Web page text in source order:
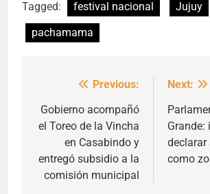
Tagged: festival nacional
Jujuy
pachamama
Navegación
de
entradas
Previous:
Gobierno acompañó
el Toreo de la Vincha
en Casabindo y
entregó subsidio a la
comisión municipal
Next:
Grande:
declarar
como